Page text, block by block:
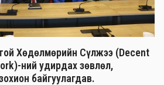
Хөдөлмөрийн Сүлжээ (Decent
ний удирдах зөвлөл,
байгуулагдав.